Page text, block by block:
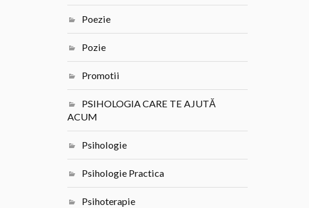
Poezie
Pozie
Promotii
PSIHOLOGIA CARE TE AJUTĂ
ACUM
Psihologie
Psihologie Practica
Psihoterapie